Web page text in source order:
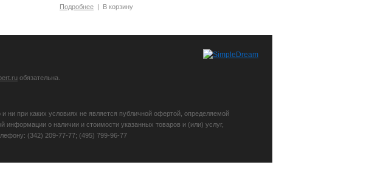
Подробнее | В корзину
обязательна.
при каких условиях не является публичной офертой, определяемой
информации о наличии и стоимости указанных товаров и (или) услуг,
(342) 209-77-77; (495) 799-96-77